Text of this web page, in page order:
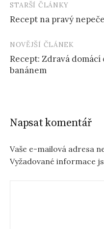
Post
navigation
STARŠÍ ČLÁNKY
Recept na pravý
NOVĚJŠÍ ČLÁNEK
Recept: Zdravá domácí
banánem
Napsat komentář
Vaše e-mailová adresa
Vyžadované informace